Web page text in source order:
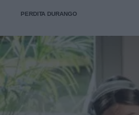
PERDITA DURANGO